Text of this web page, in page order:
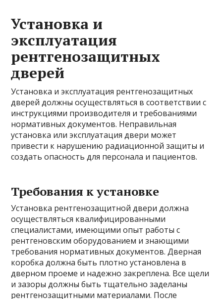
Установка и
эксплуатация
рентгенозащитных
дверей
Установка и эксплуатация рентгенозащитных
дверей должны осуществляться в соответствии с
инструкциями производителя и требованиями
нормативных документов. Неправильная
установка или эксплуатация двери может
привести к нарушению радиационной защиты и
создать опасность для персонала и пациентов.
Требования к установке
Установка рентгенозащитной двери должна
осуществляться квалифицированными
специалистами, имеющими опыт работы с
рентгеновским оборудованием и знающими
требования нормативных документов. Дверная
коробка должна быть плотно установлена в
дверном проеме и надежно закреплена. Все щели
и зазоры должны быть тщательно заделаны
рентгенозащитными материалами. После